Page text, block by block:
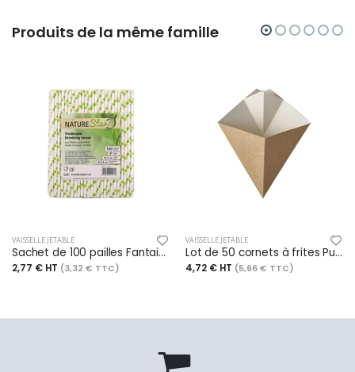
Produits de la même famille
VAISSELLE JETABLE
Sachet de 100 pailles Fantaisie en papier, long. 197 mm, poids verts / blanc
2,77 € HT (3,32 € TTC)
VAISSELLE JETABLE
Lot de 50 cornets à frites Pure, 16,5x19,5 cm, en carton brun
4,72 € HT (5,66 € TTC)